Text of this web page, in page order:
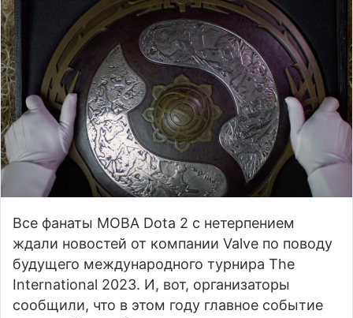
Все фанаты MOBA Dota 2 с нетерпением
ждали новостей от компании Valve по поводу
будущего международного турнира The
International 2023. И, вот, организаторы
сообщили, что в этом году главное событие